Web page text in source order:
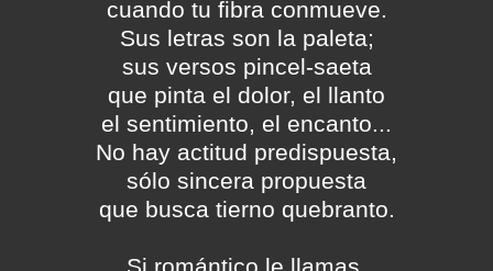
cuando tu fibra conmueve.
Sus letras son la paleta;
sus versos pincel-saeta
que pinta el dolor, el llanto
el sentimiento, el encanto...
No hay actitud predispuesta,
sólo sincera propuesta
que busca tierno quebranto.
Si romántico le llamas,